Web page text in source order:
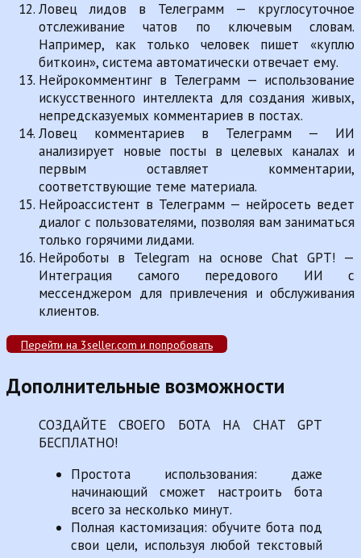
Ловец лидов в Телеграмм — круглосуточное
отслеживание чатов по ключевым словам.
Например, как только человек пишет «куплю
биткоин», система автоматически отвечает ему.
Нейрокомментинг в Телеграмм — использование
искусственного интеллекта для создания живых,
непредсказуемых комментариев в постах.
Ловец комментариев в Телеграмм — ИИ
анализирует новые посты в целевых каналах и
первым оставляет комментарии,
соответствующие теме материала.
Нейроассистент в Телеграмм — нейросеть ведет
диалог с пользователями, позволяя вам заниматься
только горячими лидами.
Нейроботы в Telegram на основе Chat GPT! —
Интеграция самого передового ИИ с
мессенджером для привлечения и обслуживания
клиентов.
Перейти на 3seller.com и попробовать
Дополнительные возможности
СОЗДАЙТЕ СВОЕГО БОТА НА CHAT GPT
БЕСПЛАТНО!
Простота использования: даже
начинающий сможет настроить бота
всего за несколько минут.
Полная кастомизация: обучите бота под
свои цели, используя любой текстовый